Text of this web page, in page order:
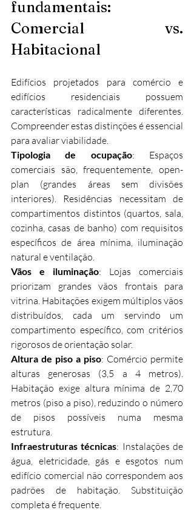
fundamentais:
Comercial vs.
Habitacional
Edifícios projetados para comércio e
edifícios residenciais possuem
características radicalmente diferentes.
Compreender estas distinções é essencial
para avaliar viabilidade.
Tipologia de ocupação: Espaços
comerciais são, frequentemente, open-
plan (grandes áreas sem divisões
interiores). Residências necessitam de
compartimentos distintos (quartos, sala,
cozinha, casas de banho) com requisitos
específicos de área mínima, iluminação
natural e ventilação.
Vãos e iluminação: Lojas comerciais
priorizam grandes vãos frontais para
vitrina. Habitações exigem múltiplos vãos
distribuídos, cada um servindo um
compartimento específico, com critérios
rigorosos de orientação solar.
Altura de piso a piso: Comércio permite
alturas generosas (3,5 a 4 metros).
Habitação exige altura mínima de 2,70
metros (piso a piso), reduzindo o número
de pisos possíveis numa mesma
estrutura.
Infraestruturas técnicas: Instalações de
água, eletricidade, gás e esgotos num
edifício comercial não correspondem aos
padrões de habitação. Substituição
completa é frequente.